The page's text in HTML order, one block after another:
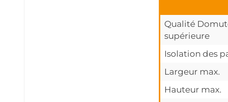
Qualité
supérieure
Isolation des
Largeur max.
Hauteur max.